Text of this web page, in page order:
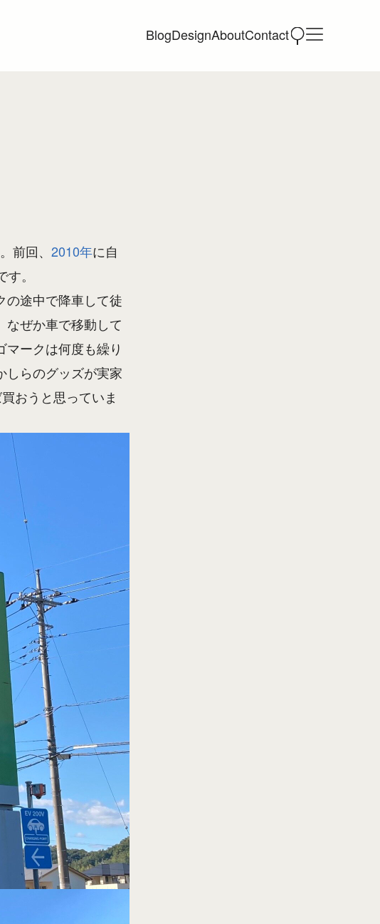
BlogDesignAboutContact
前回、2010年に自
。
の途中で降車して徒
なぜか車で移動して
ークは何度も繰り
しらのグッズが実家
おうと思っていま